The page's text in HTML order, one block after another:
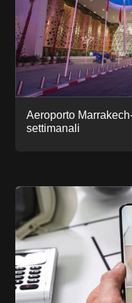
Aeroporto
settimanali